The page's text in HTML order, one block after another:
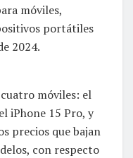
móviles,
portátiles
2024.
móviles: el
iPhone 15 Pro, y
precios que bajan
con respecto